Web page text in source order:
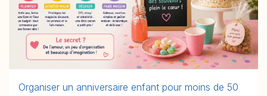
Organiser un anniversaire enfant pour moins de 50